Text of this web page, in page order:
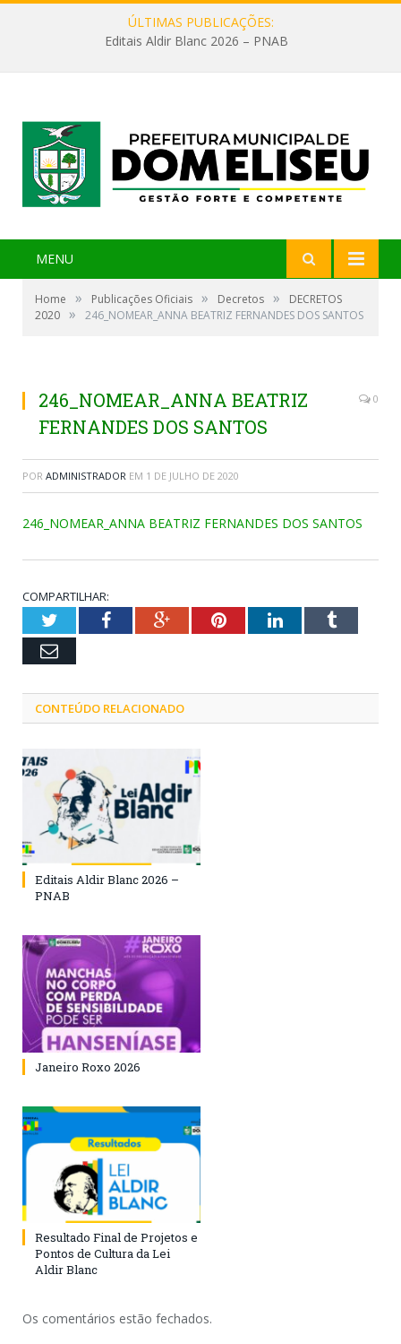
ÚLTIMAS PUBLICAÇÕES:
Editais Aldir Blanc 2026 – PNAB
MENU
Home » Publicações Oficiais » Decretos »
DECRETOS
2020 » 246_NOMEAR_ANNA BEATRIZ FERNANDES DOS SANTOS
246_NOMEAR_ANNA BEATRIZ
FERNANDES DOS SANTOS
0
POR ADMINISTRADOR EM 1 DE JULHO DE 2020
246_NOMEAR_ANNA BEATRIZ FERNANDES DOS SANTOS
COMPARTILHAR:
TwitterFacebookGoogle+PinterestLinkedInTumblr
Email
CONTEÚDO RELACIONADO
Editais Aldir Blanc 2026 –
PNAB
Janeiro Roxo 2026
Resultado Final de Projetos e
Pontos de Cultura da Lei
Aldir Blanc
Os comentários estão fechados.